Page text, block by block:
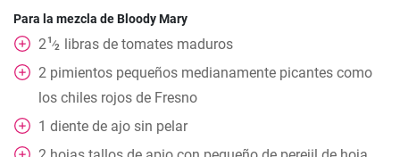
Para la mezcla de Bloody Mary
21⁄2
libras de tomates maduros
2 pimientos pequeños medianamente picantes como
los chiles rojos de Fresno
1 diente de ajo sin pelar